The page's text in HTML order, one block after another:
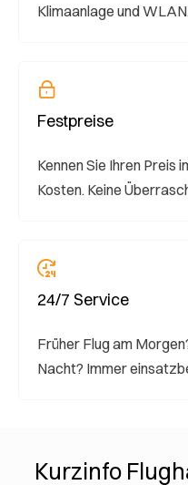
Klimaanlage und WLAN.
Festpreise
Kennen Sie Ihren Preis
Kosten. Keine
24/7 Service
Früher Flug am
Nacht? Immer
Kurzinfo